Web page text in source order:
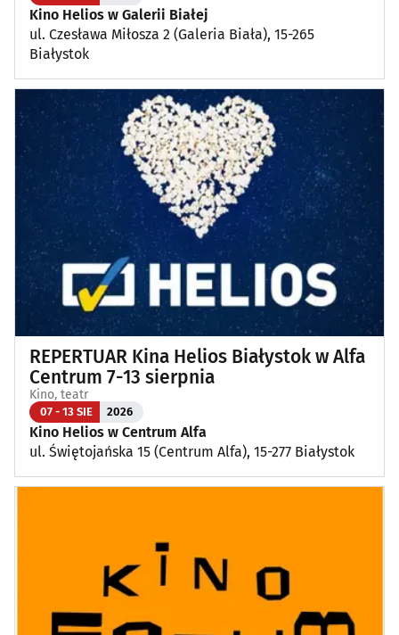
Plenerowe, festyny(12)
Dla dzieci(3)
Targi, konferencje(8)
Wykłady, pokazy, imprezy okolicznościowe (13)
Poza Białymstokiem (1)
Kino Helios w Galerii Białej
ul. Czesława Miłosza 2 (Galeria Biała), 15-265
Białystok
REPERTUAR Kina Helios Białystok w Alfa
Centrum 7-13 sierpnia
Kino, teatr
07 - 13 SIE 2026
Kino Helios w Centrum Alfa
ul. Świętojańska 15 (Centrum Alfa), 15-277 Białystok